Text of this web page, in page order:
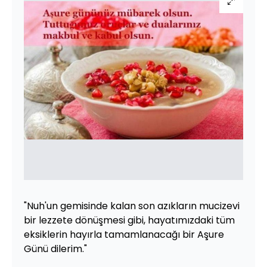
"Nuh'un gemisinde kalan son azıkların mucizevi
bir lezzete dönüşmesi gibi, hayatımızdaki tüm
eksiklerin hayırla tamamlanacağı bir Aşure
Günü dilerim."